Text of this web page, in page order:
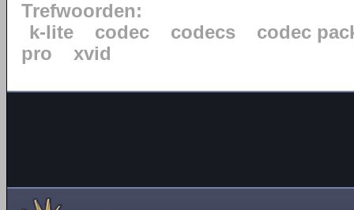
Trefwoorden:
k-lite
codec codecs
codec
pro
xvid